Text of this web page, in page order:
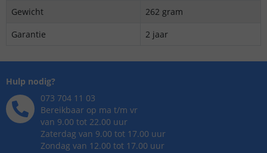
Gewicht
262 gram
Garantie
2 jaar
Hulp nodig?
073 704 11 03
Bereikbaar op ma t/m vr
van 9.00 tot 22.00 uur
Zaterdag van 9.00 tot 17.00 uur
Zondag van 12.00 tot 17.00 uur